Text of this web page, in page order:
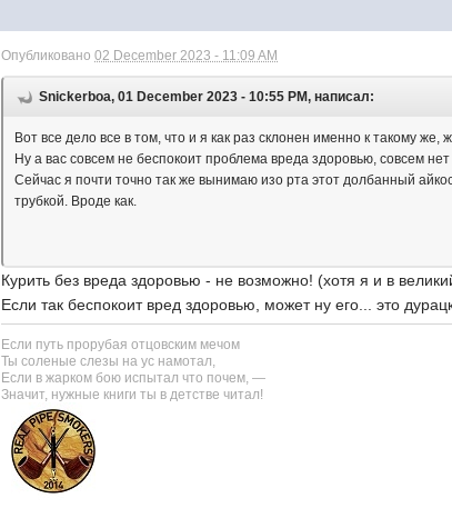
Опубликовано02 December 2023 - 11:09 AM
Snickerboa, 01 December 2023 - 10:55 PM, написал:
Вот все дело все в том, что и я как раз склонен именно к такому же,
Ну а вас совсем не беспокоит проблема вреда здоровью, совсем
Сейчас я почти точно так же вынимаю изо рта этот долбанный
трубкой. Вроде как.
Курить без вреда здоровью - не возможно! (хотя я и в
Если так беспокоит вред здоровью, может ну его... это
Если путь прорубая отцовским мечом
Ты соленые слезы на ус намотал,
Если в жарком бою испытал что почем, —
Значит, нужные книги ты в детстве читал!